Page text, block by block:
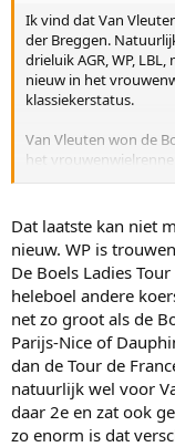
r
Ik vind dat Van
der Breggen.
drieluik AGR, WP,
nieuw in het
klassiekerstatus.
Van Vleuten won de
het
beste en was ook
de wegwedstrijd. Tot
Course op haar naam.
voor Wielrenster als
Dat laatste kan niet
nieuw. WP is
De Boels Ladies
heleboel andere
net zo groot als de
Parijs-Nice of
dan de Tour de
natuurlijk wel voor
daar 2e en zat ook
zo enorm is dat